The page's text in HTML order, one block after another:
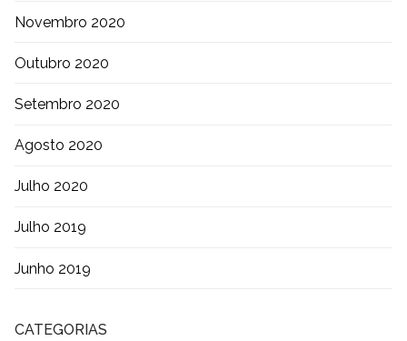
Novembro 2020
Outubro 2020
Setembro 2020
Agosto 2020
Julho 2020
Julho 2019
Junho 2019
CATEGORIAS